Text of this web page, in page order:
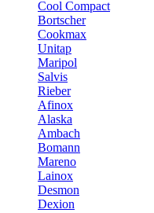
Cool Compact
Bortscher
Cookmax
Unitap
Maripol
Salvis
Rieber
Afinox
Alaska
Ambach
Bomann
Mareno
Lainox
Desmon
Dexion